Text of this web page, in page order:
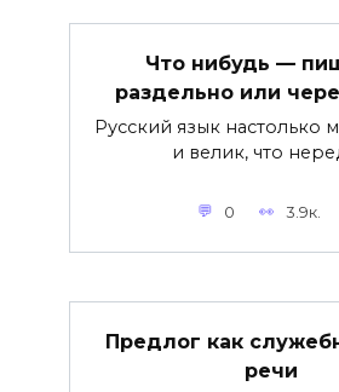
Что нибудь —
раздельно или
Русский язык настолько
и велик, что
0 3.9к.
Предлог как
речи